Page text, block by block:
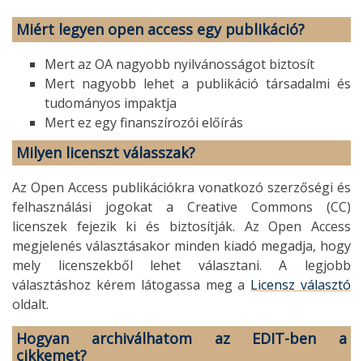
Miért legyen open access egy publikáció?
Mert az OA nagyobb nyilvánosságot biztosít
Mert nagyobb lehet a publikáció társadalmi és
tudományos impaktja
Mert ez egy finanszírozói előírás
Milyen licenszt válasszak?
Az Open Access publikációkra vonatkozó szerzőségi és
felhasználási jogokat a Creative Commons (CC)
licenszek fejezik ki és biztosítják. Az Open Access
megjelenés választásakor minden kiadó megadja, hogy
mely licenszekből lehet választani. A legjobb
választáshoz kérem látogassa meg a Licensz választó
oldalt.
Hogyan archiválhatom az EDIT-ben a
cikkemet?